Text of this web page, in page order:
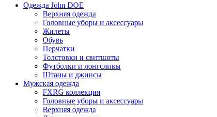
Одежда John DOE
Верхняя одежда
Головные уборы и аксессуары
Жилеты
Обувь
Перчатки
Толстовки и свитшоты
Футболки и лонгсливы
Штаны и джинсы
Мужская одежда
FXRG коллекция
Головные уборы и аксессуары
Верхняя одежда